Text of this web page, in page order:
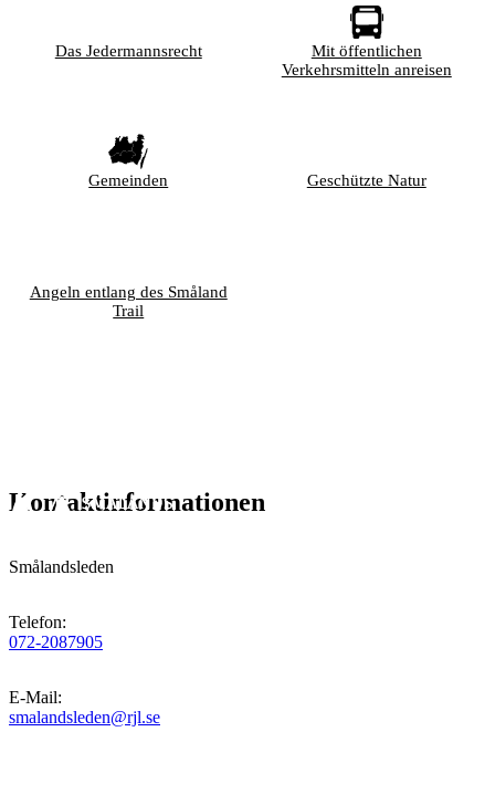
Das Jedermannsrecht
Mit öffentlichen
Verkehrsmitteln anreisen
Gemeinden Geschützte Natur
Angeln entlang des Småland
Trail
Kontaktinformationen
Smålandsleden
Telefon:
072-2087905
E-Mail:
smalandsleden@rjl.se